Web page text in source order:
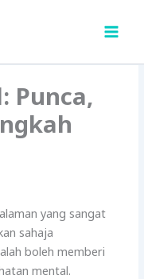
Punca,
yang sangat
sahaja
boleh memberi
mental.